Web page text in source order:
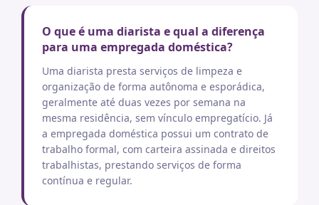
O que é uma diarista e qual a diferença
para uma empregada doméstica?
Uma diarista presta serviços de limpeza e
organização de forma autônoma e esporádica,
geralmente até duas vezes por semana na
mesma residência, sem vínculo empregatício. Já
a empregada doméstica possui um contrato de
trabalho formal, com carteira assinada e direitos
trabalhistas, prestando serviços de forma
contínua e regular.